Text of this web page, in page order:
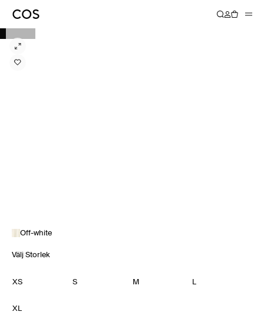
Off-white
Välj Storlek
XS S M L
XL